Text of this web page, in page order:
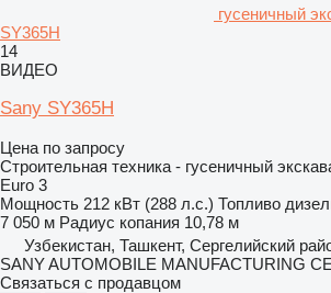
гусеничный
SY365H
14
ВИДЕО
Sany SY365H
Цена по запросу
Строительная техника - гусеничный
Euro 3
Мощность 212 кВт (288 л.с.) Топливо
7 050 м Радиус копания 10,78 м
Узбекистан, Ташкент, Сергелийский
SANY AUTOMOBILE MANUFACTURING
Связаться с продавцом